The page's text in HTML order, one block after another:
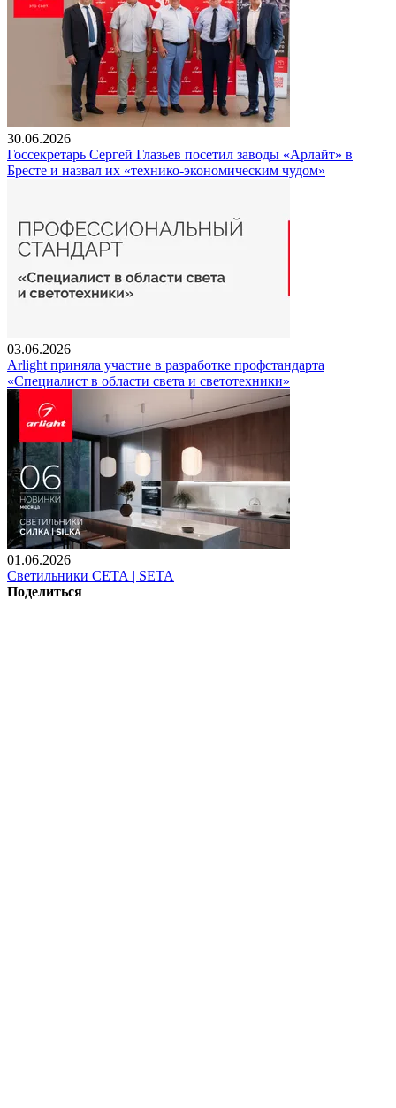
30.06.2026
Госсекретарь Сергей Глазьев посетил заводы «Арлайт» в
Бресте и назвал их «технико-экономическим чудом»
03.06.2026
Arlight приняла участие в разработке профстандарта
«Специалист в области света и светотехники»
01.06.2026
Светильники СЕТА | SETA
Поделиться